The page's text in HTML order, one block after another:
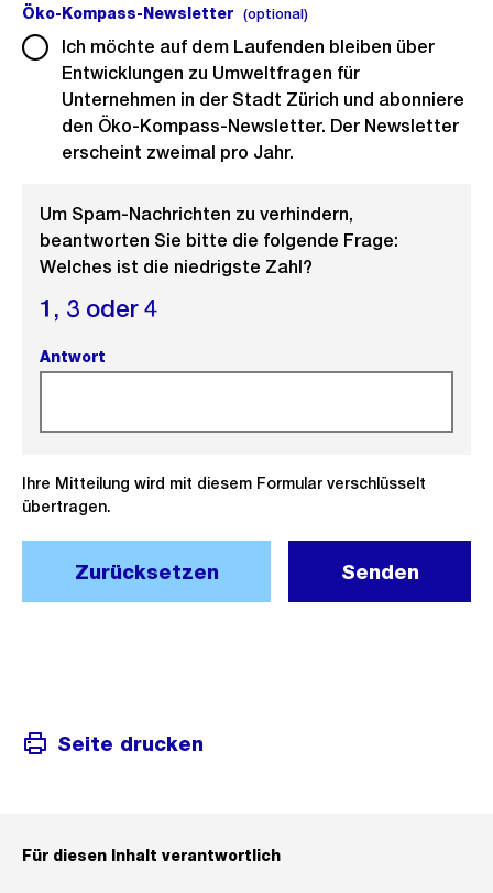
Öko-Kompass-Newsletter (optional)(optional).
Ich möchte auf dem Laufenden bleiben über
Entwicklungen zu Umweltfragen für
Unternehmen in der Stadt Zürich und abonniere
den Öko-Kompass-Newsletter. Der Newsletter
erscheint zweimal pro Jahr.
Um Spam-Nachrichten zu verhindern,
beantworten Sie bitte die folgende Frage:
Welches ist die niedrigste Zahl?
1, 3 oder4
Antwort
Ihre Mitteilung wird mit diesem Formular verschlüsselt
übertragen.
Zurücksetzen Senden
Seite drucken
Für diesen Inhalt verantwortlich